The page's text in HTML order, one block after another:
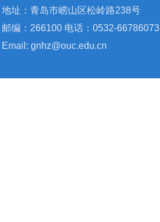
地址：青岛市崂山区松岭路238号
邮编：266100 电话：0532-66786073
Email: gnhz@ouc.edu.cn